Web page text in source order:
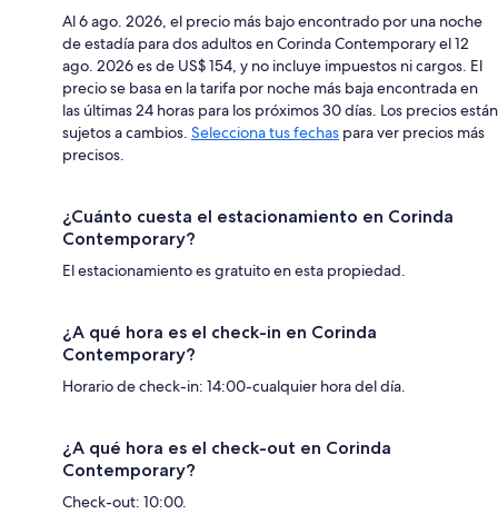
Al 6 ago. 2026, el precio más bajo encontrado por una noche
de estadía para dos adultos en Corinda Contemporary el 12
ago. 2026 es de US$ 154, y no incluye impuestos ni cargos. El
precio se basa en la tarifa por noche más baja encontrada en
las últimas 24 horas para los próximos 30 días. Los precios están
sujetos a cambios. Selecciona tus fechas para ver precios más
precisos.
¿Cuánto cuesta el estacionamiento en Corinda
Contemporary?
El estacionamiento es gratuito en esta propiedad.
¿A qué hora es el check-in en Corinda
Contemporary?
Horario de check-in: 14:00-cualquier hora del día.
¿A qué hora es el check-out en Corinda
Contemporary?
Check-out: 10:00.